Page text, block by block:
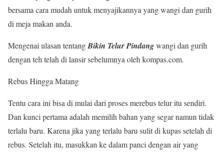
bersama cara mudah untuk menyajikannya yang wangi dan gurih
di meja makan anda.
Mengenai ulasan tentangBikin Telur Pindangwangi dan gurih
dengan teh telah di lansir sebelumnya oleh kompas.com.
Rebus Hingga Matang
Tentu cara ini bisa di mulai dari proses merebus telur itu sendiri.
Dan kunci pertama adalah memilih bahan yang segar namun tidak
terlalu baru. Karena jika yang terlalu baru sulit di kupas setelah di
rebus. Setelah itu, masukkan ke dalam panci dengan air yang